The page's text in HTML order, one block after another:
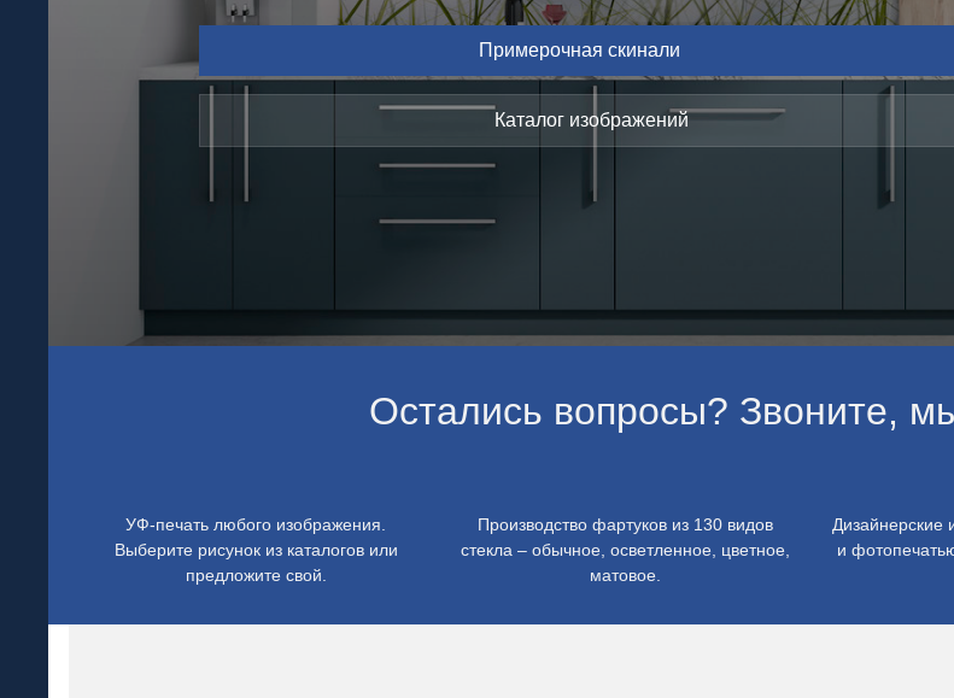
Примерочная скинали
Каталог изображений
Остались вопросы? Звоните,
УФ-печать любого изображения.
Выберите рисунок из каталогов или
предложите свой.
Производство фартуков из 130 видов
стекла – обычное, осветленное, цветное,
матовое.
Дизайнерские
и